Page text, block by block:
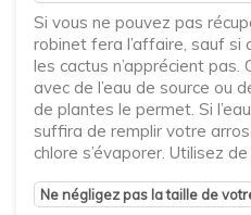
Si vous ne pouvez pas
robinet fera l’affaire, sauf si
les cactus n’apprécient
avec de l’eau de source ou
de plantes le permet. Si
suffira de remplir votre
chlore s’évaporer. Utilisez
Ne négligez pas la taille de